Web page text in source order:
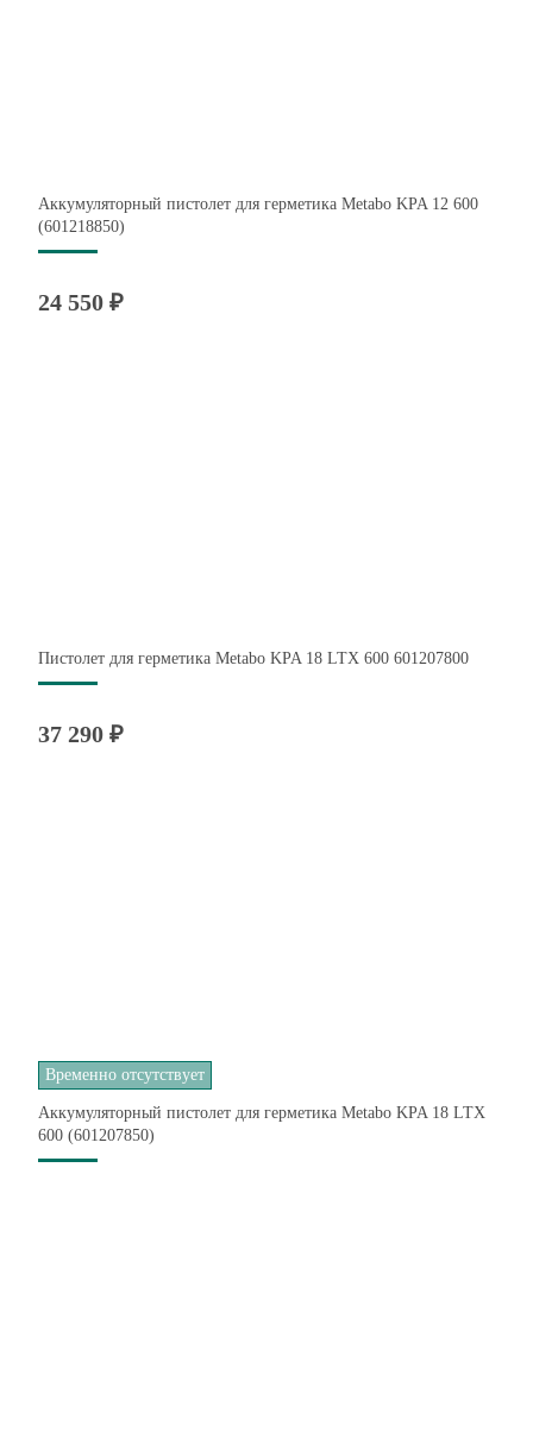
Аккумуляторный пистолет для герметика Metabo KPA 12 600
(601218850)
24 550 ₽
Пистолет для герметика Metabo KPA 18 LTX 600 601207800
37 290 ₽
Временно отсутствует
Аккумуляторный пистолет для герметика Metabo KPA 18 LTX
600 (601207850)